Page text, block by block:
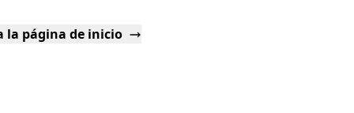
la página de inicio